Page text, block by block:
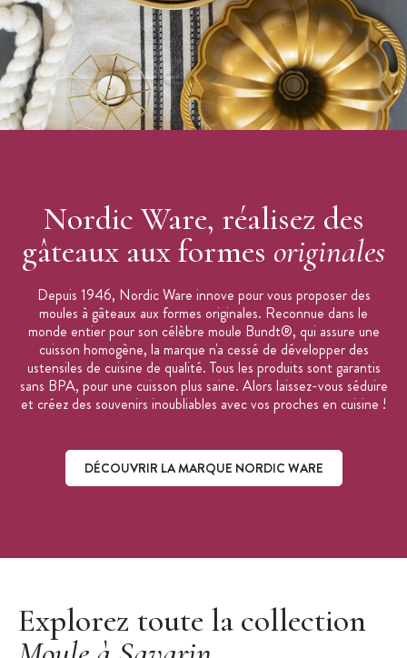
Evitez tout objet métallique ou abrasif afin de ne pas endommager
le revêtement du moule anti-adhésif.
Caractéristiques du Moule à Gâteau:
Moule à Bundt
Matière : fonte d'aluminium
Motif : feuilles
Hauteur : 10 cm
Contenance : 2,25 L
Poids du moule : 0,8 kg
Couleur : bronze
Revêtement anti-adhésif
Compatible au four jusqu'à 230°C et au congélateur
Ne passe pas au lave-vaisselle
Entretien : Nettoyer à la main, à l'aide d'une éponge non-
abrasive
Collection :Bronze
Marque :
Nordic Ware, réalisez des
gâteaux aux formes originales
Depuis 1946, Nordic Ware innove pour vous proposer des
moules à gâteaux aux formes originales. Reconnue dans le
monde entier pour son célèbre moule Bundt®, qui assure une
cuisson homogène, la marque n'a cessé de développer des
ustensiles de cuisine de qualité. Tous les produits sont garantis
sans BPA, pour une cuisson plus saine. Alors laissez-vous séduire
et créez des souvenirs inoubliables avec vos proches en cuisine !
DÉCOUVRIR LA MARQUE NORDIC WARE
Explorez toute la collection